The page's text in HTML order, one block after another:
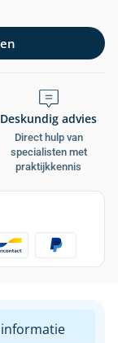
Deskundig advies
Direct hulp van
specialisten met
praktijkkennis